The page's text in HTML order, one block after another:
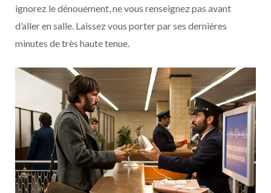
ignorez le dénouement, ne vous renseignez pas avant
d’aller en salle. Laissez vous porter par ses dernières
minutes de très haute tenue.